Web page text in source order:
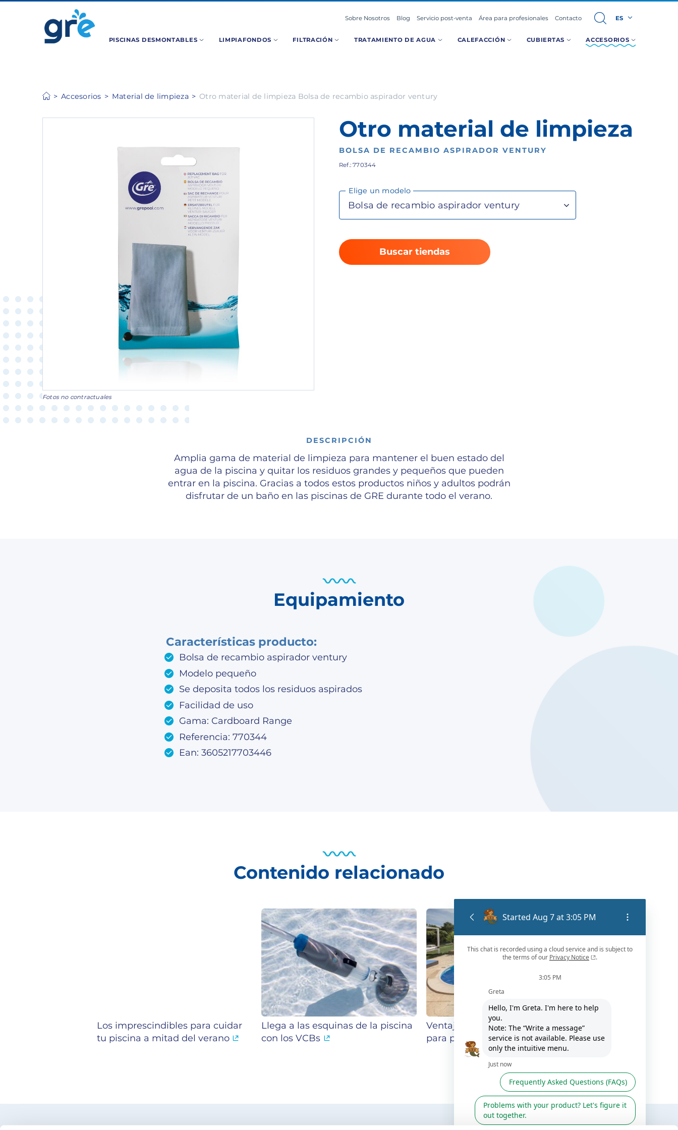
PISCINAS DESMONTABLES LIMPIAFONDOS FILTRACIÓN TRATAMIENTO DE AGUA CALEFACCIÓN CUBIERTAS ACCESORIOS
Sobre Nosotros Blog Servicio post-venta Área para profesionales Contacto ES
Accesorios Material de limpieza Otro material de limpieza Bolsa de recambio aspirador ventury
Fotos no contractuales
Elige un modelo
Otro material de limpieza
BOLSA DE RECAMBIO ASPIRADOR VENTURY
Ref.: 770344
Buscar tiendas
DESCRIPCIÓN
Amplia gama de material de limpieza para mantener el buen estado del
agua de la piscina y quitar los residuos grandes y pequeños que pueden
entrar en la piscina. Gracias a todos estos productos niños y adultos podrán
disfrutar de un baño en las piscinas de GRE durante todo el verano.
Equipamiento
Características producto:
Bolsa de recambio aspirador ventury
Modelo pequeño
Se deposita todos los residuos aspirados
Facilidad de uso
Gama: Cardboard Range
Referencia: 770344
Ean: 3605217703446
Contenido relacionado
Los imprescindibles para cuidar
tu piscina a mitad del verano
Llega a las esquinas de la piscina
con los VCBs
Ventajas de usar las cubiertas
para piscinas